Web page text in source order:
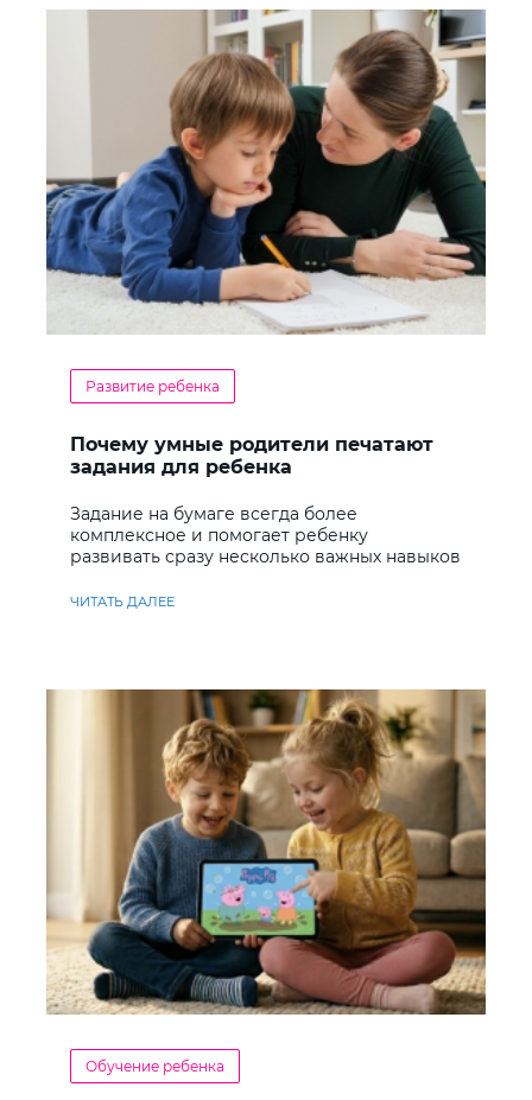
Развитие ребенка
Почему умные родители печатают
задания для ребенка
Задание на бумаге всегда более
комплексное и помогает ребенку
развивать сразу несколько важных навыков
ЧИТАТЬ ДАЛЕЕ
Обучение ребенка